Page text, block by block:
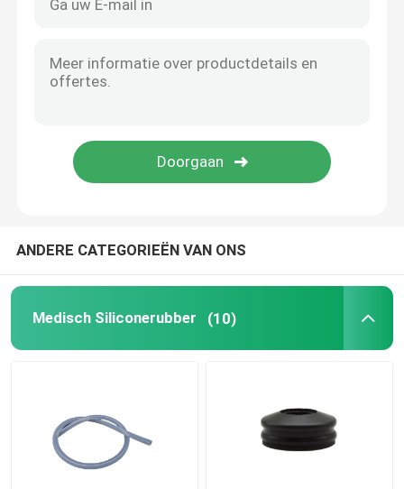
Medische Siliconebuis
Drainagebuis
Infusiebuis
ANDERE CATEGORIEËN VAN ONS
Medisch Siliconerubber (10)